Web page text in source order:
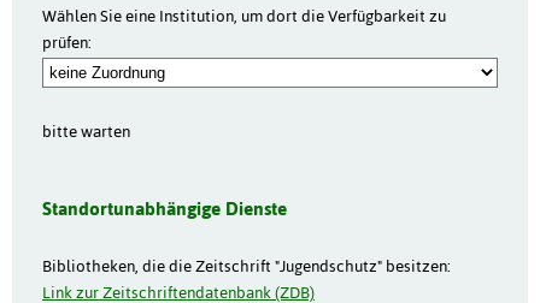
Wählen Sie eine Institution, um dort die Verfügbarkeit zu
prüfen:
bitte warten
Standortunabhängige Dienste
Bibliotheken, die die Zeitschrift "Jugendschutz" besitzen:
Link zur Zeitschriftendatenbank (ZDB)